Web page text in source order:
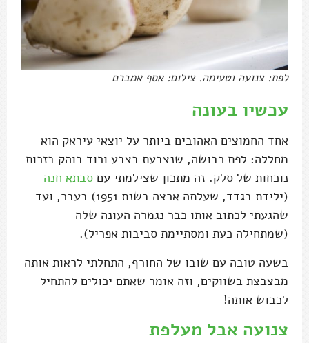
לפת: צנועה וטעימה. צילום: אסף אמברם
עכשיו בעונה
אחד החמוצים האהובים ביותר על יוצאי עיראק הוא
מחללה: לפת כבושה, שנצבעת בצבע ורוד בוהק בזכות
נוכחות של סלק. זה מתכון שצילמתי עם סבתא חנה
(ילידת בגדד, שעלתה ארצה בשנת 1951) בעבר, ועד
שהגעתי לכתוב אותו כבר נגמרה העונה שלה
(שמתחילה כעת ומסתיימת סביבות אפריל).
בשעה טובה עם שובו של החורף, התחלתי לראות אותה
מבצבצת בשווקים, וזה אומר שאתם יכולים להתחיל
לכבוש אותה!
צנועה אבל מעלפת